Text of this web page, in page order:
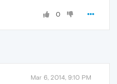
0
Mar 6, 2014, 9:10 PM